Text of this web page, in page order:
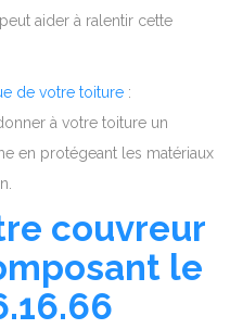
aider à ralentir cette
de votre toiture :
à votre toiture un
en protégeant les matériaux
couvreur
le